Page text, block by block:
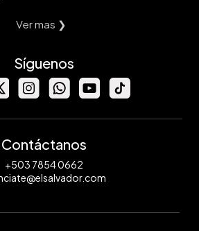
Ver mas ❯
Síguenos
Contáctanos
+503 7854 0662